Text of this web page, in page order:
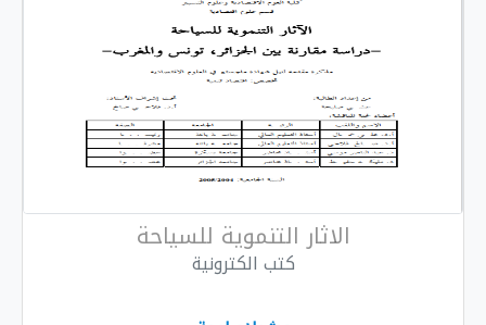
الاثار التنموية للسياحة
كتب الكترونية